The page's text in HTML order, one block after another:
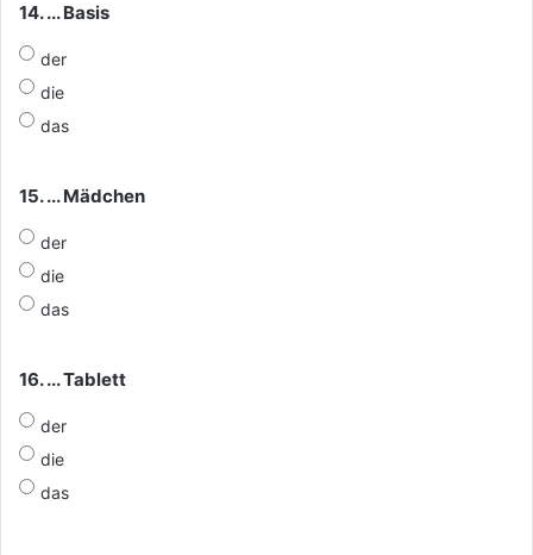
14. ... Basis
der
die
das
15. ... Mädchen
der
die
das
16. ... Tablett
der
die
das